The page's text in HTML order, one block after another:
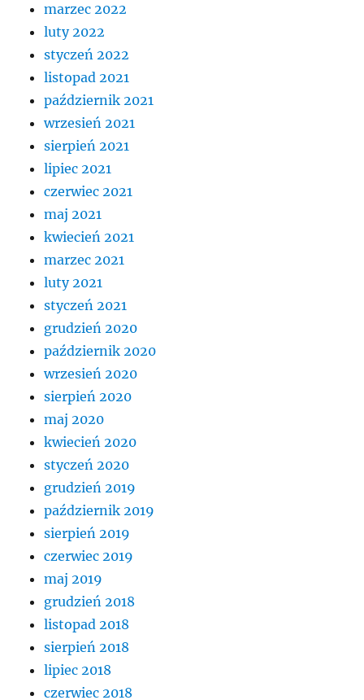
marzec 2022
luty 2022
styczeń 2022
listopad 2021
październik 2021
wrzesień 2021
sierpień 2021
lipiec 2021
czerwiec 2021
maj 2021
kwiecień 2021
marzec 2021
luty 2021
styczeń 2021
grudzień 2020
październik 2020
wrzesień 2020
sierpień 2020
maj 2020
kwiecień 2020
styczeń 2020
grudzień 2019
październik 2019
sierpień 2019
czerwiec 2019
maj 2019
grudzień 2018
listopad 2018
sierpień 2018
lipiec 2018
czerwiec 2018